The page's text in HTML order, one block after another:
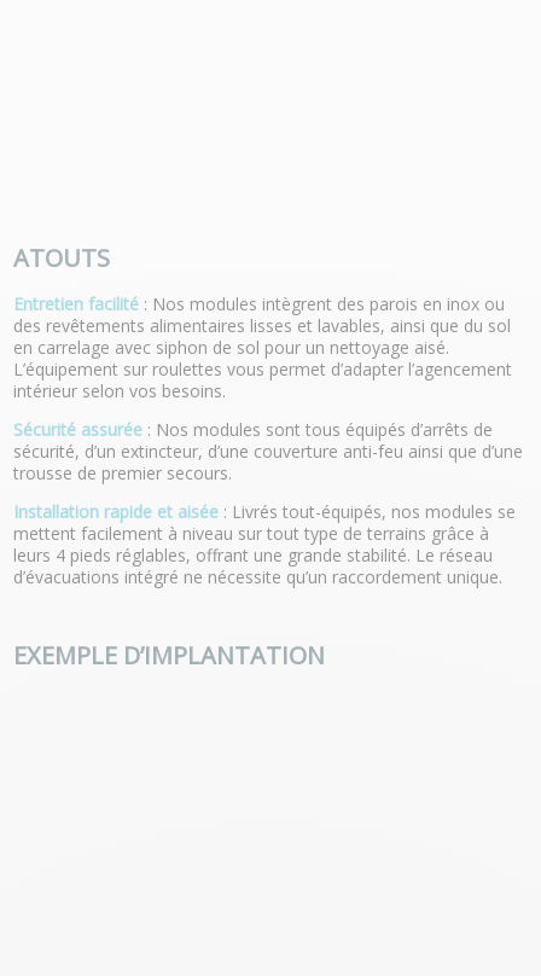
ATOUTS
Entretien facilité : Nos modules intègrent des parois en inox ou
des revêtements alimentaires lisses et lavables, ainsi que du sol
en carrelage avec siphon de sol pour un nettoyage aisé.
L’équipement sur roulettes vous permet d’adapter l’agencement
intérieur selon vos besoins.
Sécurité assurée : Nos modules sont tous équipés d’arrêts de
sécurité, d’un extincteur, d’une couverture anti-feu ainsi que d’une
trousse de premier secours.
Installation rapide et aisée : Livrés tout-équipés, nos modules se
mettent facilement à niveau sur tout type de terrains grâce à
leurs 4 pieds réglables, offrant une grande stabilité. Le réseau
d’évacuations intégré ne nécessite qu’un raccordement unique.
EXEMPLE D’IMPLANTATION